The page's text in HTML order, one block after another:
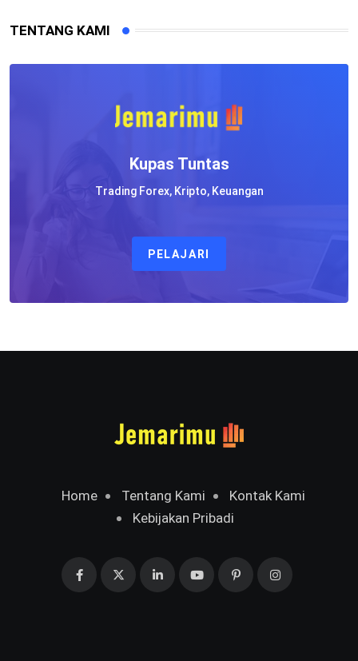
TENTANG KAMI
Kupas Tuntas
Trading Forex, Kripto, Keuangan
PELAJARI
Home Tentang Kami
Kontak Kami
Kebijakan Pribadi